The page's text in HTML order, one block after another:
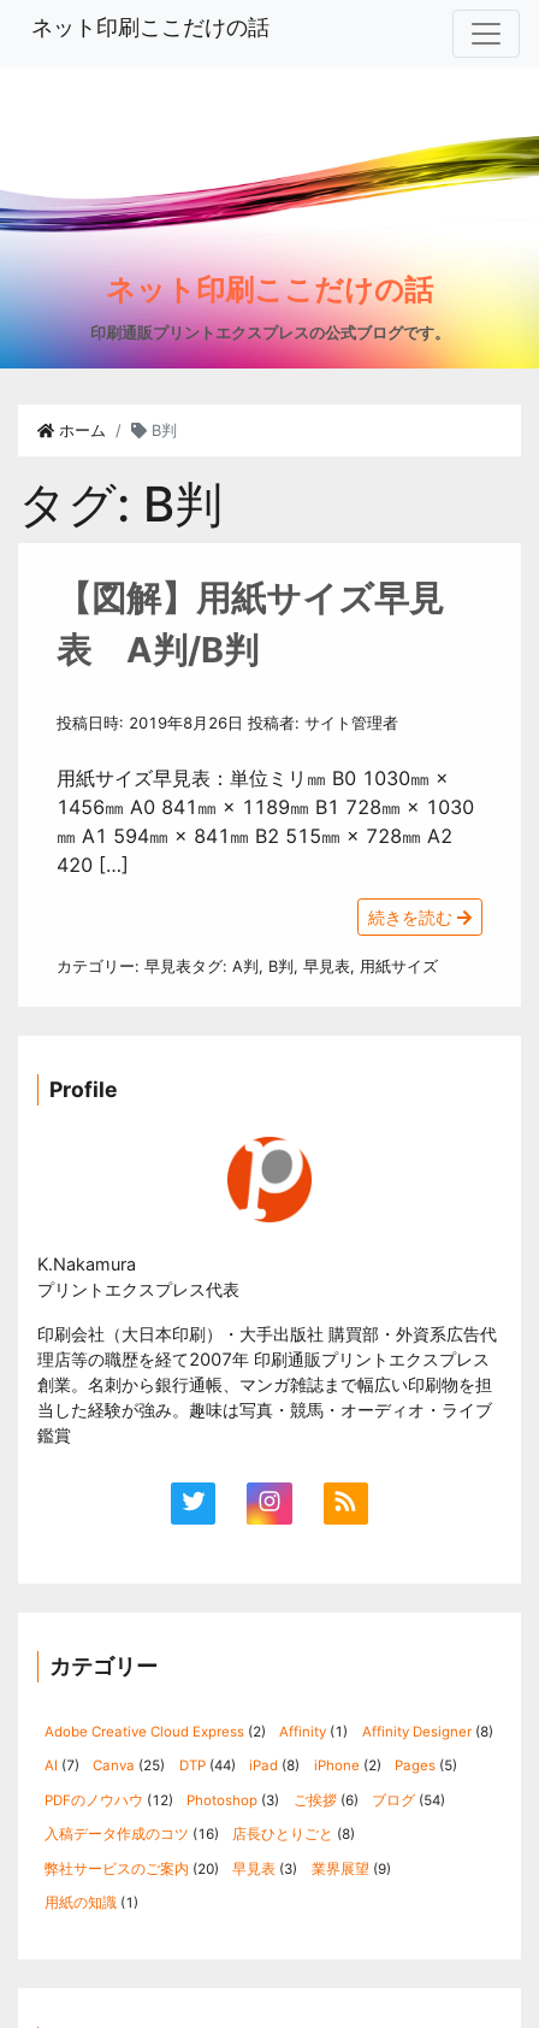
ネット印刷ここだけの話
ネット印刷ここだけの話
印刷通販プリントエクスプレスの公式ブログです。
ホーム B判
タグ: B判
【図解】用紙サイズ早見
表 A判/B判
投稿日時: 2019年8月26日 投稿者: サイト管理者
用紙サイズ早見表：単位ミリ㎜ B0 1030㎜ ×
1456㎜ A0 841㎜ × 1189㎜ B1 728㎜ × 1030
㎜ A1 594㎜ × 841㎜ B2 515㎜ × 728㎜ A2
420 […]
続きを読む
カテゴリー: 早見表タグ: A判 , B判 , 早見表, 用紙サイズ
Profile
K.Nakamura
プリントエクスプレス代表
印刷会社（大日本印刷）・大手出版社 購買部・外資系広告代
理店等の職歴を経て2007年 印刷通販プリントエクスプレス
創業。名刺から銀行通帳、マンガ雑誌まで幅広い印刷物を担
当した経験が強み。趣味は写真・競馬・オーディオ・ライブ
鑑賞
カテゴリー
Adobe Creative Cloud Express(2) Affinity (1) Affinity Designer(8)
AI (7) Canva (25) DTP(44) iPad (8) iPhone (2) Pages (5)
PDFのノウハウ (12) Photoshop (3) ご挨拶(6) ブログ (54)
入稿データ作成のコツ (16) 店長ひとりごと (8)
弊社サービスのご案内 (20) 早見表 (3) 業界展望 (9)
用紙の知識(1)